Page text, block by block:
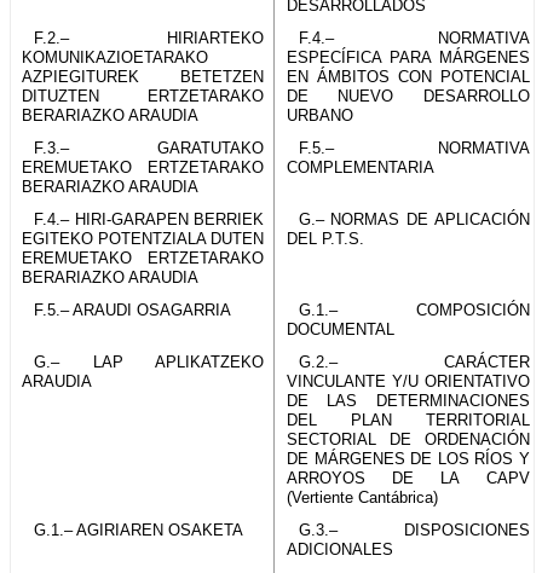
DESARROLLADOS
F.2.– HIRIARTEKO
KOMUNIKAZIOETARAKO
AZPIEGITUREK BETETZEN
DITUZTEN ERTZETARAKO
BERARIAZKO ARAUDIA
F.4.– NORMATIVA
ESPECÍFICA PARA MÁRGENES
EN ÁMBITOS CON POTENCIAL
DE NUEVO DESARROLLO
URBANO
F.3.– GARATUTAKO
EREMUETAKO ERTZETARAKO
BERARIAZKO ARAUDIA
F.5.– NORMATIVA
COMPLEMENTARIA
F.4.– HIRI-GARAPEN BERRIEK
EGITEKO POTENTZIALA DUTEN
EREMUETAKO ERTZETARAKO
BERARIAZKO ARAUDIA
G.– NORMAS DE APLICACIÓN
DEL P.T.S.
F.5.– ARAUDI OSAGARRIA
G.1.– COMPOSICIÓN
DOCUMENTAL
G.– LAP APLIKATZEKO
ARAUDIA
G.2.– CARÁCTER
VINCULANTE Y/U ORIENTATIVO
DE LAS DETERMINACIONES
DEL PLAN TERRITORIAL
SECTORIAL DE ORDENACIÓN
DE MÁRGENES DE LOS RÍOS Y
ARROYOS DE LA CAPV
(Vertiente Cantábrica)
G.1.– AGIRIAREN OSAKETA
G.3.– DISPOSICIONES
ADICIONALES